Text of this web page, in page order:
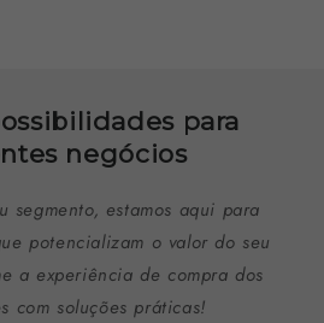
para
negócios
segmento, estamos aqui para
potencializam o valor do seu
a experiência de compra dos
com soluções práticas!